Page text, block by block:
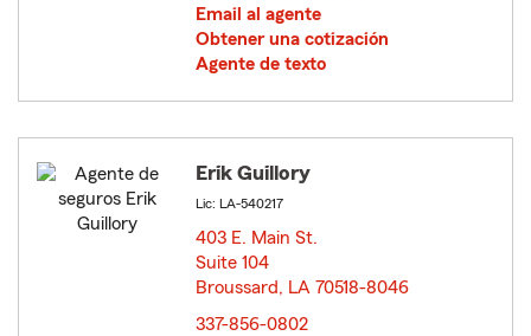
Email al agente
Obtener una cotización
Agente de texto
Erik Guillory
Lic: LA-540217
403 E. Main St.
Suite 104
Broussard, LA 70518-8046
337-856-0802